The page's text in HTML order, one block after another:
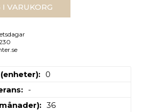
I VARUKORG
0
-
36